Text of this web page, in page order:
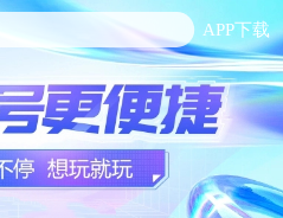
APP下载